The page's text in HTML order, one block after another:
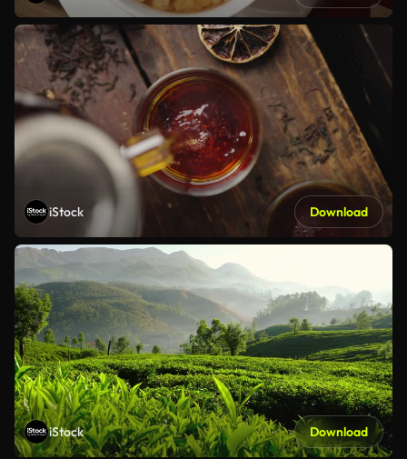
iStock Download
iStock Download